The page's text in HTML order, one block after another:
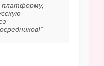
платформу,